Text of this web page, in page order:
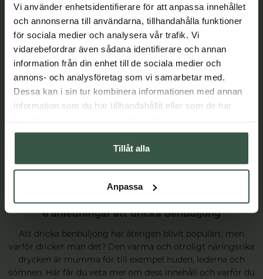
Vi använder enhetsidentifierare för att anpassa innehållet
och annonserna till användarna, tillhandahålla funktioner
för sociala medier och analysera vår trafik. Vi
vidarebefordrar även sådana identifierare och annan
information från din enhet till de sociala medier och
annons- och analysföretag som vi samarbetar med.
Dessa kan i sin tur kombinera informationen med annan
information som du har tillhandahållit eller som de har
Tillåt alla
Anpassa
6 anledningar att dricka benbuljong
Att dricka benbuljong har återigen blivit populärt, men
varför dricker man det? Den varma och otroligt näringsrika
drycken är mumma för till exempel huden, lederna och
sömnen. Här får du veta mer om dess innehåll och varför du